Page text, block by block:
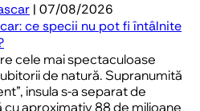
| 07/08/2026
ce specii nu pot fi întâlnite
cele mai spectaculoase
de natură. Supranumită
insula s-a separat de
aproximativ 88 de milioane